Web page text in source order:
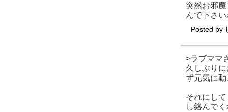
突然お邪
んで下さ
Posted by
>ラブママ
久しぶり
ず元気に
それにし
し絡んで